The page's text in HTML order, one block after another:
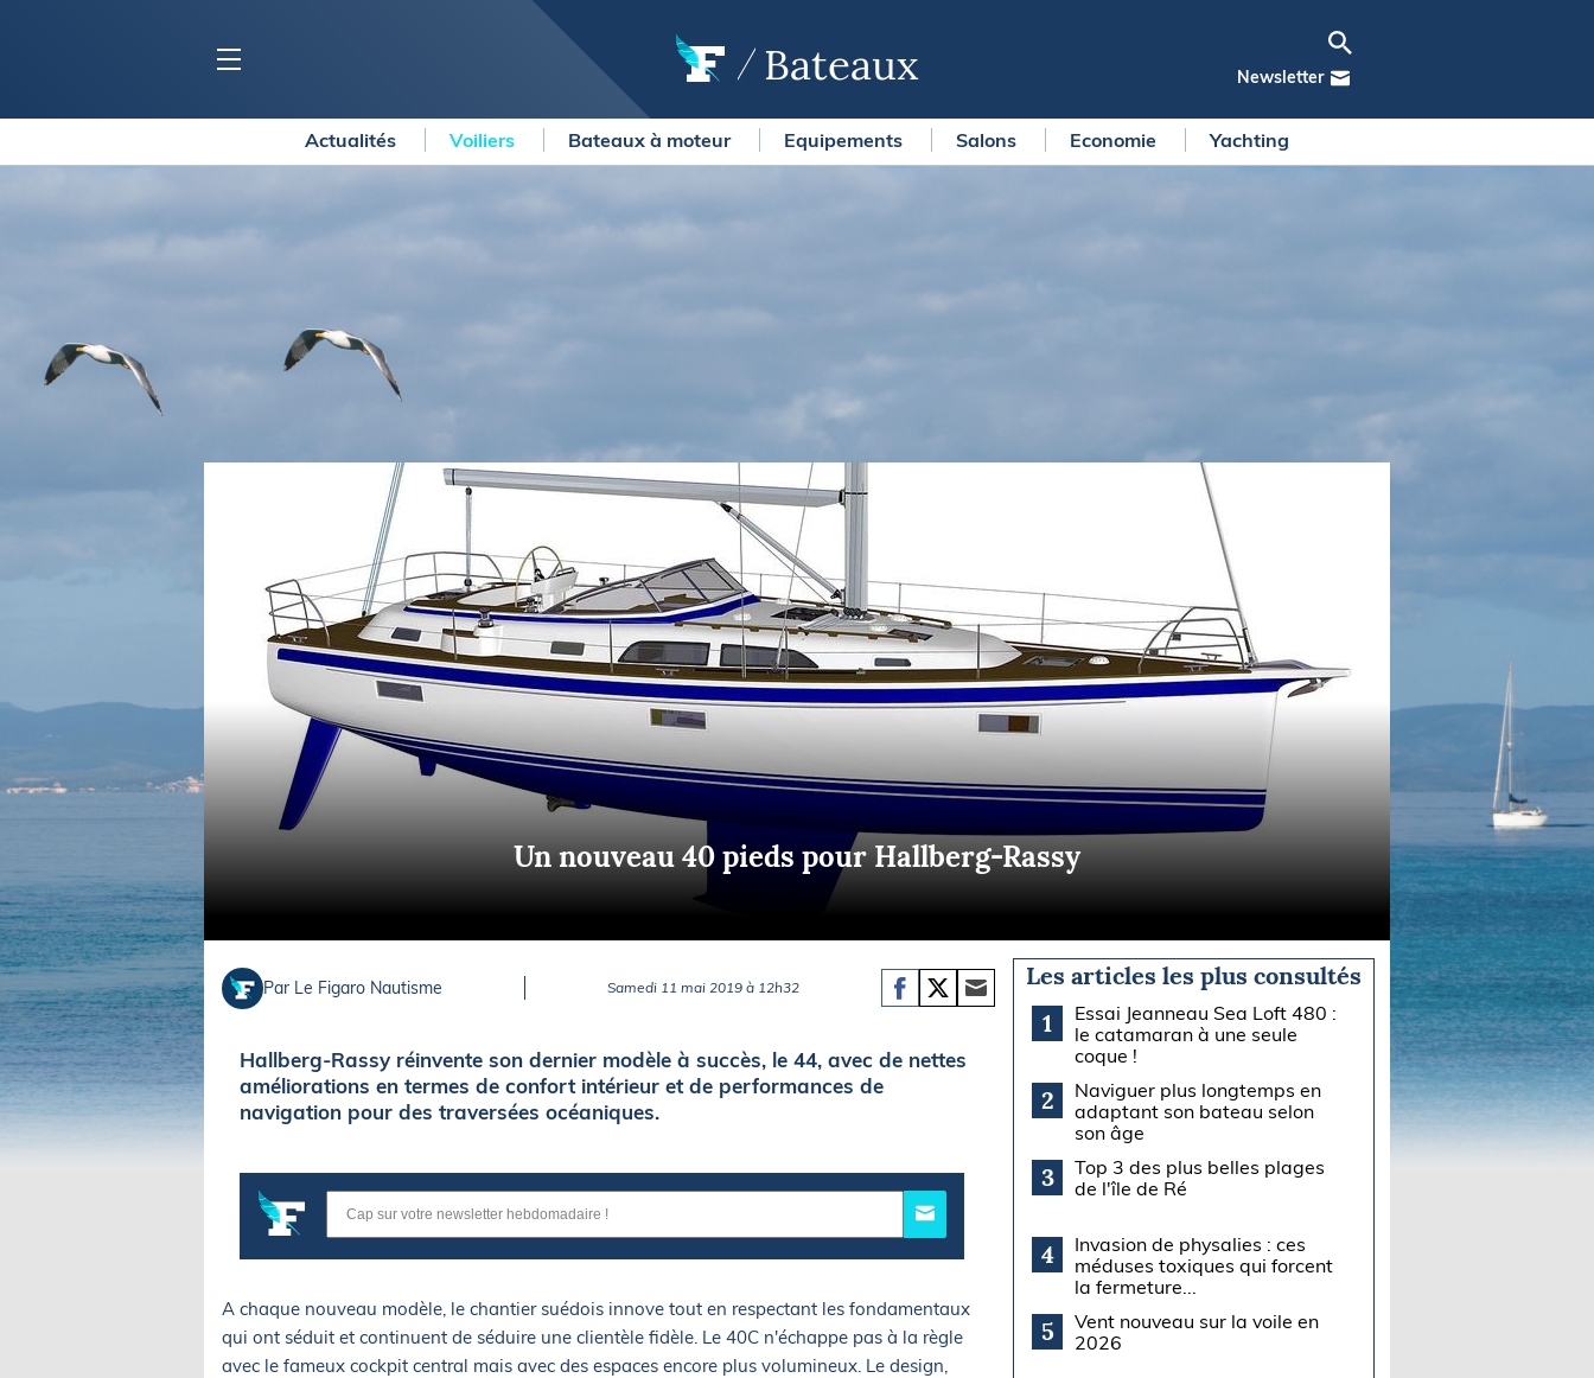
Bateaux Newsletter
Collection Bloc Marine
Application Bloc Marine
Economie
Yachting
Transat Café l'Or
America's Cup
LOISIRS
Pêche en mer
Plongée
Glisse
Culture nautique
SERVICES
La newsletter
METEO CONSULT Marine
Briefings
FLASH INFO
Actualités Voiliers Bateaux à moteur Equipements Salons Economie Yachting
Un nouveau 40 pieds pour Hallberg-Rassy
Par Le Figaro Nautisme Samedi 11 mai 2019 à 12h32
Hallberg-Rassy réinvente son dernier modèle à succès, le 44, avec de nettes
améliorations en termes de confort intérieur et de performances de
navigation pour des traversées océaniques.
A chaque nouveau modèle, le chantier suédois innove tout en respectant les fondamentaux
qui ont séduit et continuent de séduire une clientèle fidèle. Le 40C n'échappe pas à la règle
avec le fameux cockpit central mais avec des espaces encore plus volumineux. Le design,
Les articles les plus consultés
1
Essai Jeanneau Sea Loft 480 :
le catamaran à une seule
coque !
2
Naviguer plus longtemps en
adaptant son bateau selon
son âge
3
Top 3 des plus belles plages
de l'île de Ré
4
Invasion de physalies : ces
méduses toxiques qui forcent
la fermeture...
5
Vent nouveau sur la voile en
2026